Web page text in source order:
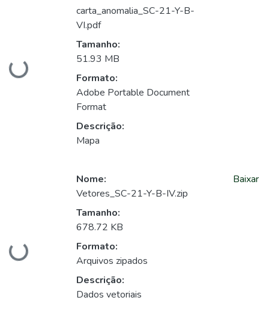
Carregando...
carta_anomalia_SC-21-Y-B-
VI.pdf
Tamanho:
51.93 MB
Formato:
Adobe Portable Document
Format
Descrição:
Mapa
Carregando...
Nome:
Vetores_SC-21-Y-B-IV.zip
Tamanho:
678.72 KB
Formato:
Arquivos zipados
Descrição:
Dados vetoriais
Baixar